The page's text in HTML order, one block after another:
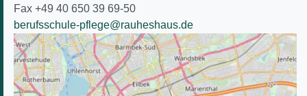
Fax +49 40 650 39 69-50
berufsschule-pflege@rauheshaus.de